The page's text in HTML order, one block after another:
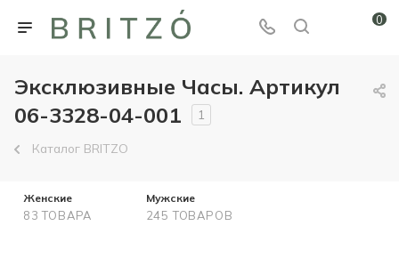
0
Эксклюзивные Часы. Артикул
06-3328-04-001
1
Каталог BRITZO
Женские
83 ТОВАРА
Мужские
245 ТОВАРОВ